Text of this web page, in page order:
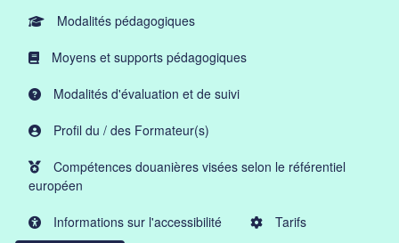
Modalités pédagogiques
Moyens et supports pédagogiques
Modalités d'évaluation et de suivi
Profil du / des Formateur(s)
Compétences douanières visées selon le référentiel
européen
Informations sur l'accessibilité Tarifs